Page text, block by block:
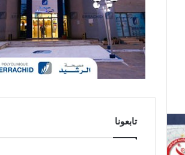
تابعونا